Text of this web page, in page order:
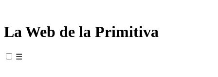
La Web de la Primitiva
☰